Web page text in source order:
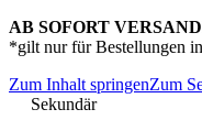
AB SOFORT
*gilt nur für Bestellungen
Zum Inhalt springenZum
Sekundär